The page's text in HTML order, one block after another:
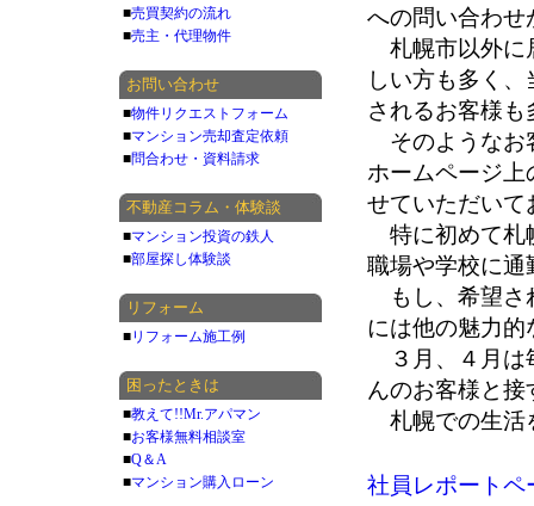
への問い合わせ
札幌市以外に
しい方も多く
されるお客様
そのようなお
ホームページ
せていただいて
特に初めて札
職場や学校に通
もし、希望さ
には他の魅力
３月、４月は
んのお客様と
札幌での生活
社員レポートペ
■売買契約の流れ
■売主・代理物件
お問い合わせ
■物件リクエストフォーム
■マンション売却査定依頼
■問合わせ・資料請求
不動産コラム・体験談
■マンション投資の鉄人
■部屋探し体験談
リフォーム
■リフォーム施工例
困ったときは
■教えて!!Mr.アパマン
■お客様無料相談室
■Q＆A
■マンション購入ローン